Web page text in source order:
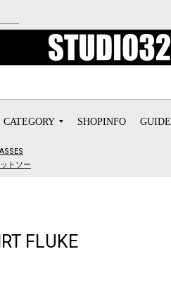
CATEGORY SHOPINFO GUIDE
トソー
FLUKE